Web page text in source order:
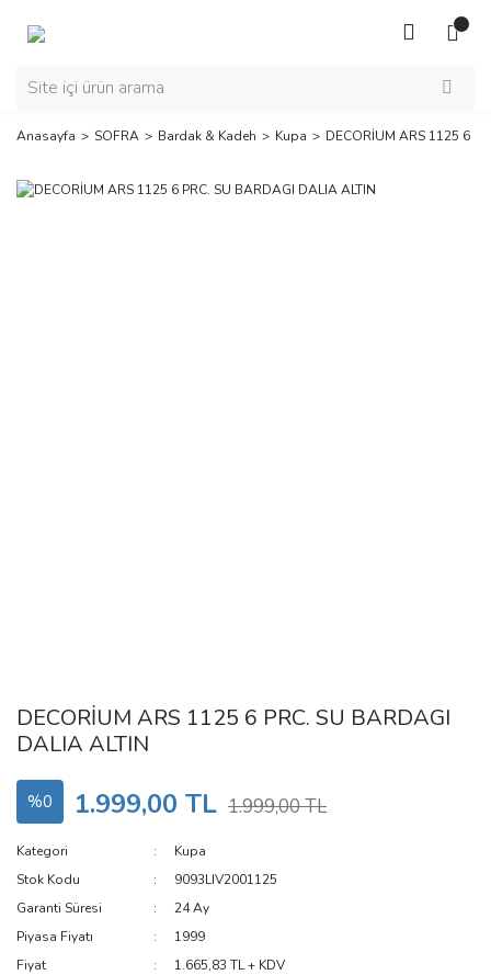
Anasayfa SOFRA Bardak & Kadeh Kupa DECORİUM ARS 1125 6
DECORİUM ARS 1125 6 PRC. SU BARDAGI
DALIA ALTIN
%0 1.999,00 TL 1.999,00 TL
Kategori
Kupa
Stok Kodu
9093LIV2001125
Garanti Süresi
24 Ay
Piyasa Fiyatı
1999
Fiyat
1.665,83 TL + KDV